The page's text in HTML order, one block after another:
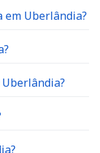
em Uberlândia?